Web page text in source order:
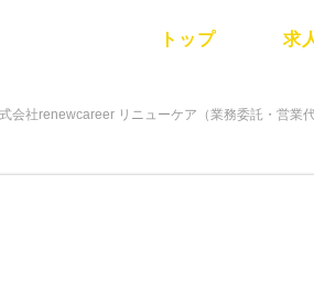
トップ 求
会社renewcareer リニューケア（業務委託・営業